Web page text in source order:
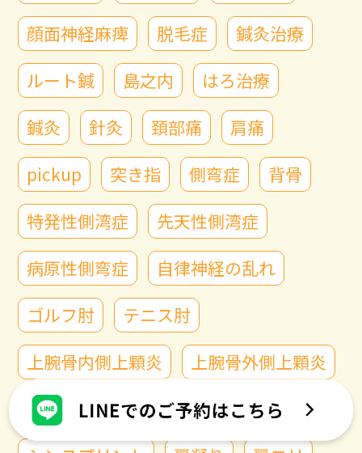
顔面神経麻痺
脱毛症
鍼灸治療
ルート鍼
島之内
はろ治療
鍼灸
針灸 頚部痛
肩痛
pickup
突き指 側弯症
背骨
特発性側湾症
先天性側湾症
病原性側弯症
自律神経の乱れ
ゴルフ肘
テニス肘
上腕骨内側上顆炎
上腕骨外側上顆炎
尺骨神経
肘
背中の痛み